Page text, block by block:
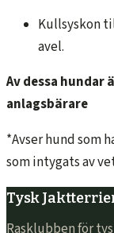
Kullsyskon
avel.
Av dessa hundar
anlagsbärare
*Avser hund som
som intygats av
Tysk
Rasklubben för